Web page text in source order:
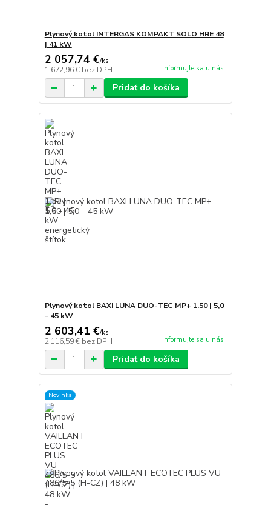
Plynový kotol INTERGAS KOMPAKT SOLO HRE 48
| 41 kW
2 057,74 €/ks
1 672,96 € bez DPH informujte sa u nás
Pridať do košíka
Plynový kotol BAXI LUNA DUO-TEC MP+ 1.50 | 5,0
- 45 kW
2 603,41 €/ks
2 116,59 € bez DPH informujte sa u nás
Pridať do košíka
Novinka